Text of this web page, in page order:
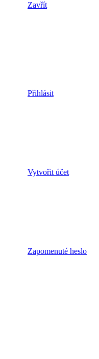
Zavřít
Přihlásit
Vytvořit účet
Zapomenuté heslo